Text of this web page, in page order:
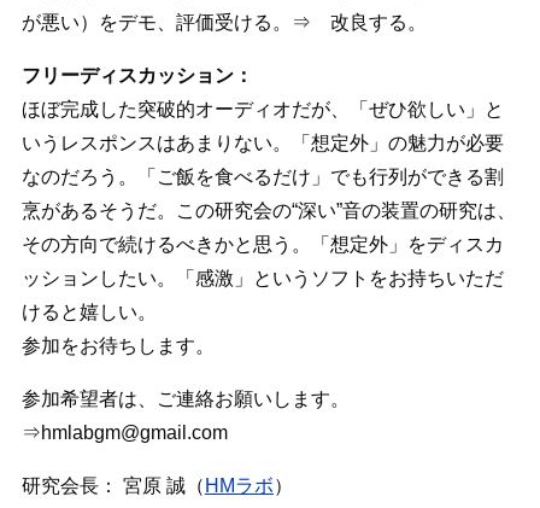
が悪い）をデモ、評価受ける。⇒ 改良する。
フリーディスカッション：
ほぼ完成した突破的オーディオだが、「ぜひ欲しい」と
いうレスポンスはあまりない。「想定外」の魅力が必要
なのだろう。「ご飯を食べるだけ」でも行列ができる割
烹があるそうだ。この研究会の“深い”音の装置の研究は、
その方向で続けるべきかと思う。「想定外」をディスカ
ッションしたい。「感激」というソフトをお持ちいただ
けると嬉しい。
参加をお待ちします。
参加希望者は、ご連絡お願いします。
⇒hmlabgm@gmail.com
研究会長： 宮原 誠（ HMラボ）